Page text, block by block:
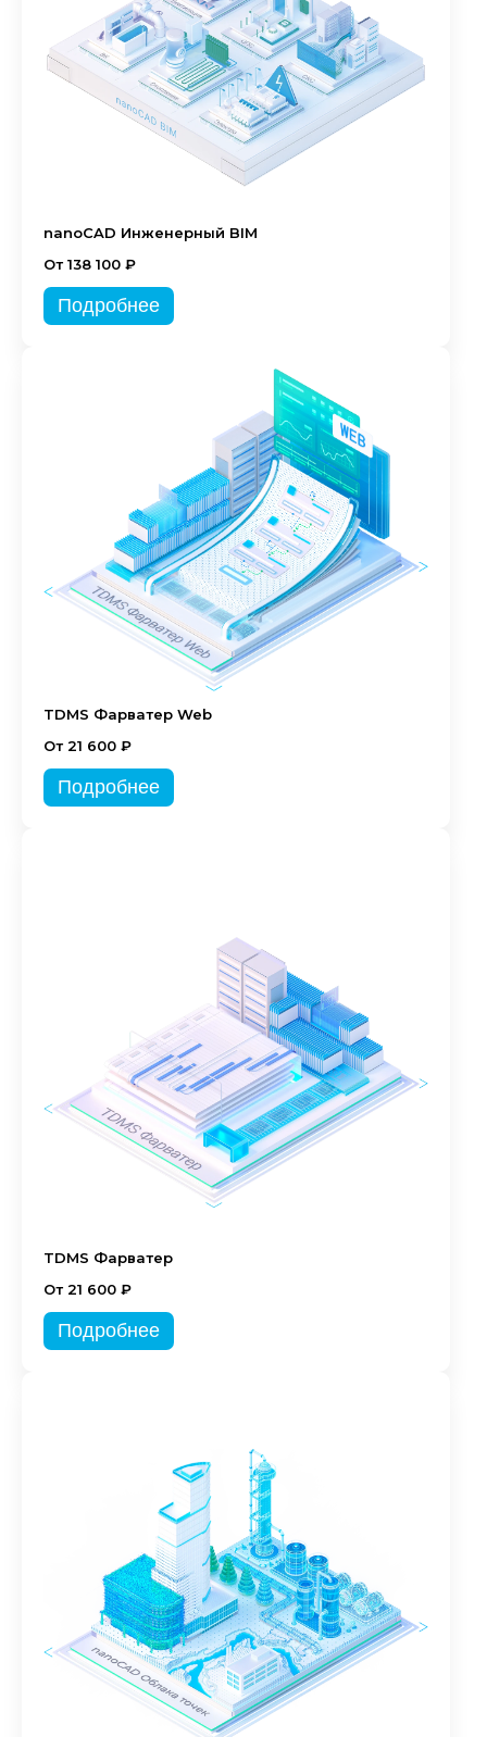
nanoCAD Инженерный BIM
От 138 100 ₽
Подробнее
TDMS Фарватер Web
От 21 600 ₽
Подробнее
TDMS Фарватер
От 21 600 ₽
Подробнее